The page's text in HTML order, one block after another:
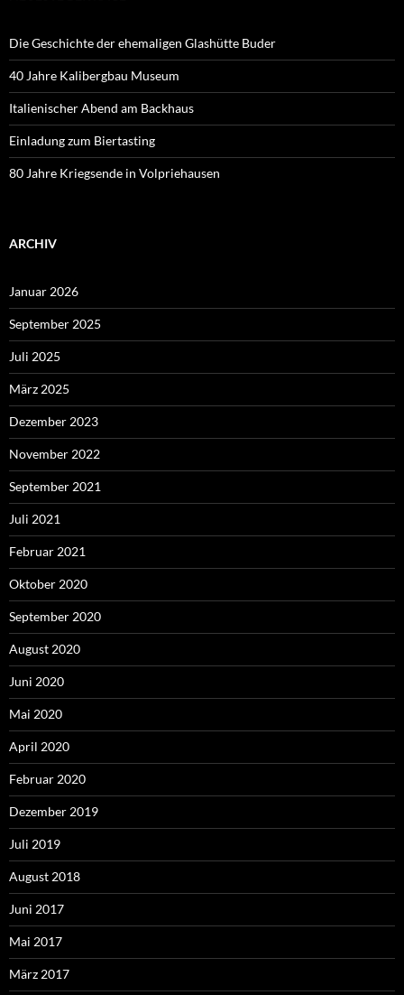
Die Geschichte der ehemaligen Glashütte Buder
40 Jahre Kalibergbau Museum
Italienischer Abend am Backhaus
Einladung zum Biertasting
80 Jahre Kriegsende in Volpriehausen
ARCHIV
Januar 2026
September 2025
Juli 2025
März 2025
Dezember 2023
November 2022
September 2021
Juli 2021
Februar 2021
Oktober 2020
September 2020
August 2020
Juni 2020
Mai 2020
April 2020
Februar 2020
Dezember 2019
Juli 2019
August 2018
Juni 2017
Mai 2017
März 2017